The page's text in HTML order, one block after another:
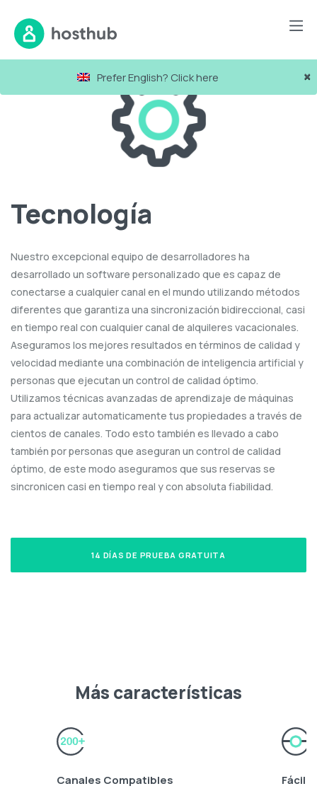
×
Prefer English? Click here
Tecnología
Nuestro excepcional equipo de desarrolladores ha
desarrollado un software personalizado que es capaz de
conectarse a cualquier canal en el mundo utilizando métodos
diferentes que garantiza una sincronización bidireccional, casi
en tiempo real con cualquier canal de alquileres vacacionales.
Aseguramos los mejores resultados en términos de calidad y
velocidad mediante una combinación de inteligencia artificial y
personas que ejecutan un control de calidad óptimo.
Utilizamos técnicas avanzadas de aprendizaje de máquinas
para actualizar automaticamente tus propiedades a través de
cientos de canales. Todo esto también es llevado a cabo
también por personas que aseguran un control de calidad
óptimo, de este modo aseguramos que sus reservas se
sincronicen casi en tiempo real y con absoluta fiabilidad.
14 DÍAS DE PRUEBA GRATUITA
Más características
Canales Compatibles Fácil